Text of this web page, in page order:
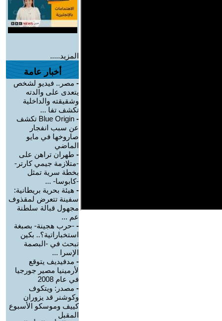
المزيد.....
أخبار عامة
- مصر.. فيديو لشخص
يتعدى على والدته
وشقيقته والداخلية
تكشف تفا ...
-
Blue Origin تكشف
عن سبب انفجار
صاروخها في مايو
الماضي
- طهران تراهن على
-متلازمة جيمي كارتر-
بخطة سرية تمثل
-كابوسا- ...
- هيئة بحرية بريطانية:
سفينة تتعرض لمقذوف
مجهول قبالة سلطنة
عم ...
- -حرب هجينة- بصبغة
استخباراتية؟.. بكين
تبحث في -البصمة
الإسرا ...
- مدفيديف يتوقع
لأرمينيا مصير جورجيا
في عام 2008
- مصدر: ويتكوف
وكوشنر قد يزوران
كييف وموسكو الأسبوع
المقبل